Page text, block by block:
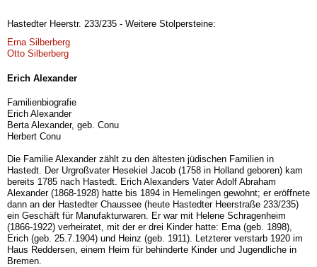
Hastedter Heerstr. 233/235 - Weitere Stolpersteine:
Erna Silberberg
Otto Silberberg
Erich Alexander
Familienbiografie
Erich Alexander
Berta Alexander, geb. Conu
Herbert Conu
Die Familie Alexander zählt zu den ältesten jüdischen Familien in
Hastedt. Der Urgroßvater Hesekiel Jacob (1758 in Holland geboren) kam
bereits 1785 nach Hastedt. Erich Alexanders Vater Adolf Abraham
Alexander (1868-1928) hatte bis 1894 in Hemelingen gewohnt; er eröffnete
dann an der Hastedter Chaussee (heute Hastedter Heerstraße 233/235)
ein Geschäft für Manufakturwaren. Er war mit Helene Schragenheim
(1866-1922) verheiratet, mit der er drei Kinder hatte: Erna (geb. 1898),
Erich (geb. 25.7.1904) und Heinz (geb. 1911). Letzterer verstarb 1920 im
Haus Reddersen, einem Heim für behinderte Kinder und Jugendliche in
Bremen.